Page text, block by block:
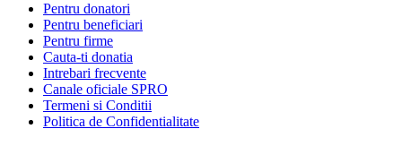
Pentru donatori
Pentru beneficiari
Pentru firme
Cauta-ti donatia
Intrebari frecvente
Canale oficiale SPRO
Termeni si Conditii
Politica de Confidentialitate